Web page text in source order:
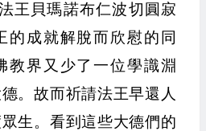
王貝瑪諾布仁波切圓寂
的成就解脫而欣慰的同
教界又少了一位學識淵
。故而祈請法王早還人
生。看到這些大德們的